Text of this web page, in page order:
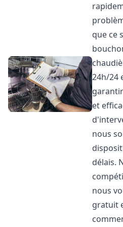
que ce
24h/24
et
nous
délais.
nous
gratuit